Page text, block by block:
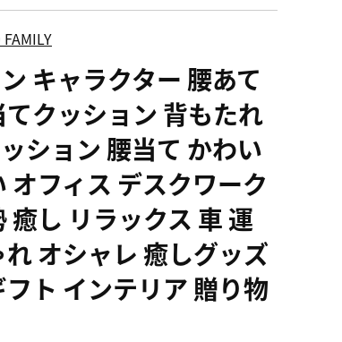
FAMILY
キャラクター 腰あて
クッション 背もたれ
ション 腰当て かわい
オフィス デスクワーク
癒し リラックス 車 運
オシャレ 癒しグッズ
ト インテリア 贈り物